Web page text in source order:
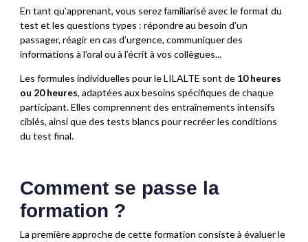
En tant qu’apprenant, vous serez familiarisé avec le format du
test et les questions types : répondre au besoin d’un
passager, réagir en cas d’urgence, communiquer des
informations à l’oral ou à l’écrit à vos collègues...
Les formules individuelles pour le LILALTE sont de 10 heures
ou 20 heures, adaptées aux besoins spécifiques de chaque
participant. Elles comprennent des entraînements intensifs
ciblés, ainsi que des tests blancs pour recréer les conditions
du test final.
Comment se passe la
formation ?
La première approche de cette formation consiste à évaluer le